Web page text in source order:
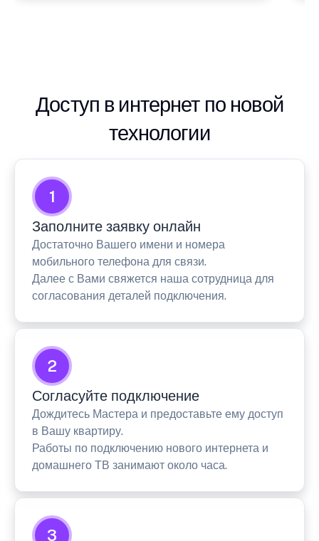
Доступ в интернет по новой
технологии
1
Заполните заявку онлайн
Достаточно Вашего имени и номера
мобильного телефона для связи.
Далее с Вами свяжется наша сотрудница для
согласования деталей подключения.
2
Согласуйте подключение
Дождитесь Мастера и предоставьте ему доступ
в Вашу квартиру.
Работы по подключению нового интернета и
домашнего ТВ занимают около часа.
3